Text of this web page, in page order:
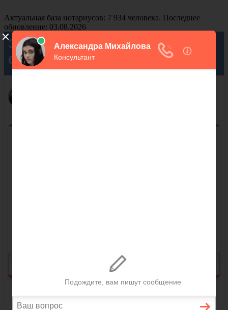
Актуальная база нотариусов: 7 934 человека. Последнее
обновление: 03.08.2026